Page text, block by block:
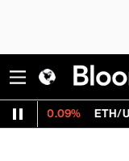
ETH/USD 1,902.88